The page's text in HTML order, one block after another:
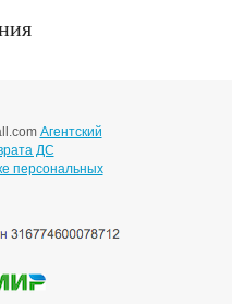
Агентский
ДС
персональных